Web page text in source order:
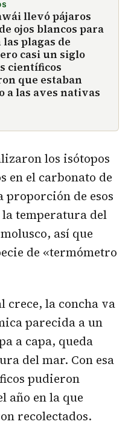
llevó pájaros
ojos blancos para
las plagas de
casi un siglo
científicos
que estaban
a las aves nativas
los isótopos
en el carbonato de
proporción de esos
la temperatura del
así que
de «termómetro
crece, la concha va
parecida a un
a capa, queda
del mar. Con esa
pudieron
año en la que
recolectados.